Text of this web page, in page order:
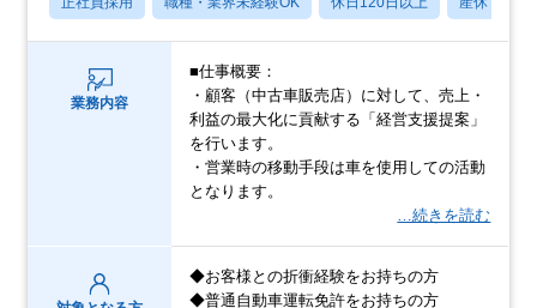
業務内容
■仕事概要：
・顧客（中古車販売店）に対して、売上・
利益の最大化に貢献する「経営支援提案」
を行います。
・営業時の移動手段は車を使用しての活動
となります。
…続きを読む
◆お客様との折衝経験をお持ちの方
◆普通自動車運転免許をお持ちの方